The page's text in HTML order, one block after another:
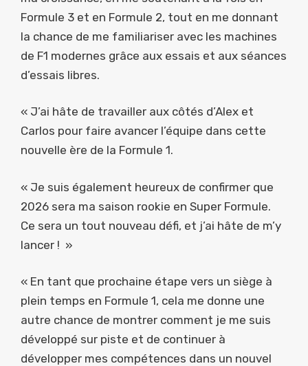
Formule 3 et en Formule 2, tout en me donnant
la chance de me familiariser avec les machines
de F1 modernes grâce aux essais et aux séances
d’essais libres.
« J’ai hâte de travailler aux côtés d’Alex et
Carlos pour faire avancer l’équipe dans cette
nouvelle ère de la Formule 1.
« Je suis également heureux de confirmer que
2026 sera ma saison rookie en Super Formule.
Ce sera un tout nouveau défi, et j’ai hâte de m’y
lancer ! »
« En tant que prochaine étape vers un siège à
plein temps en Formule 1, cela me donne une
autre chance de montrer comment je me suis
développé sur piste et de continuer à
développer mes compétences dans un nouvel